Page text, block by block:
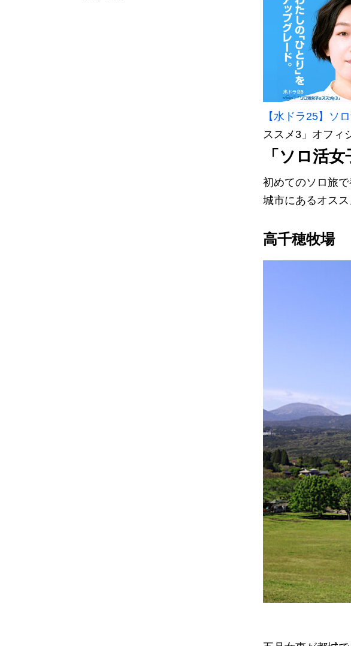
【水ドラ25】ソ
ススメ3」オフィ
「ソロ活
初めてのソロ旅
城市にあるオス
高千穂牧場